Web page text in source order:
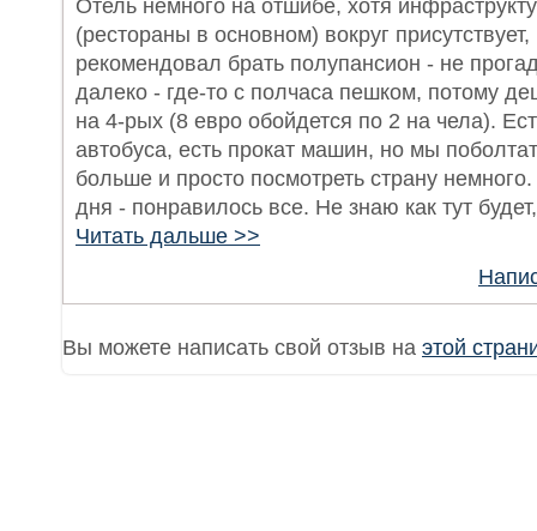
Отель немного на отшибе, хотя
(рестораны в основном) вокруг
рекомендовал брать полупансион - не
далеко - где-то с полчаса пешком, потому
на 4-рых (8 евро обойдется по 2 на чела).
автобуса, есть прокат машин, но мы
больше и просто посмотреть страну
дня - понравилось все. Не знаю как тут
Читать дальше >>
Вы можете написать свой отзыв на этой